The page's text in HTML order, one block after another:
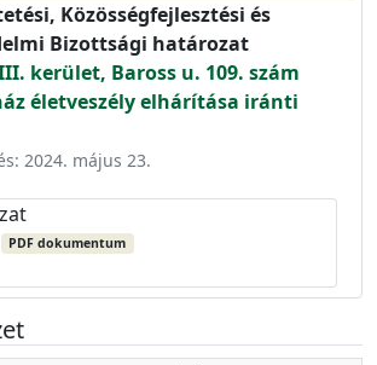
Közösségfejlesztési és
Bizottsági határozat
kerület, Baross u. 109. szám
életveszély elhárítása iránti
2024. május 23.
PDF dokumentum